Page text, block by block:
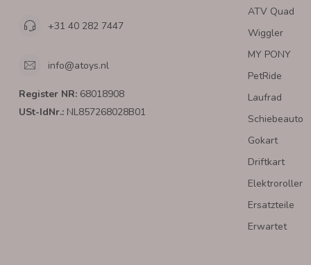
+31 40 282 7447
info@atoys.nl
Register NR: 68018908
USt-IdNr.: NL857268028B01
ATV Quad
Wiggler
MY PONY
PetRide
Laufrad
Schiebeauto
Gokart
Driftkart
Elektroroller
Ersatzteile
Erwartet